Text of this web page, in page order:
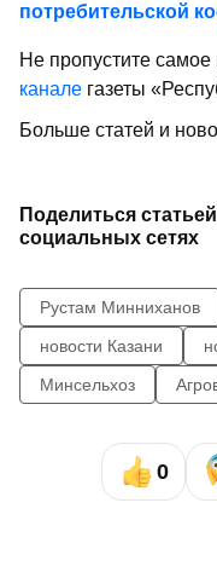
потребительской
Не пропустите самое
канале газеты
Больше статей и
Поделиться
социальных сетях
Рустам Минниханов
новости Казани
Минсельхоз
0